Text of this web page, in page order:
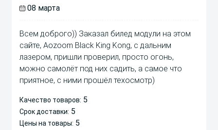
08 марта
Всем доброго)) Заказал билед модули на этом
сайте, Aozoom Black King Kong, с дальним
лазером, пришли проверил, просто огонь,
можно самолёт под них садить, а самое что
приятное, с ними прошёл техосмотр)
Качество товаров: 5
Срок доставки: 5
Цены на товары: 5